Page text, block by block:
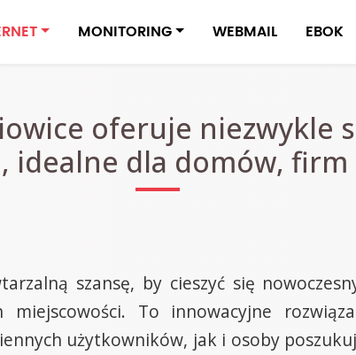
MONITORING WEBMAIL EBOK
oferuje niezwykle
idealne dla domów, firm
szansę, by cieszyć się
To innowacyjne
użytkowników, jak i osoby